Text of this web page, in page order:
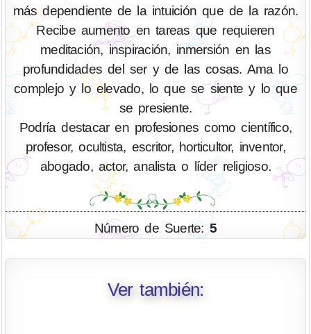
más dependiente de la intuición que de la razón.
Recibe aumento en tareas que requieren
meditación, inspiración, inmersión en las
profundidades del ser y de las cosas. Ama lo
complejo y lo elevado, lo que se siente y lo que
se presiente.
Podría destacar en profesiones como científico,
profesor, ocultista, escritor, horticultor, inventor,
abogado, actor, analista o líder religioso.
Número de Suerte:5
Ver también: